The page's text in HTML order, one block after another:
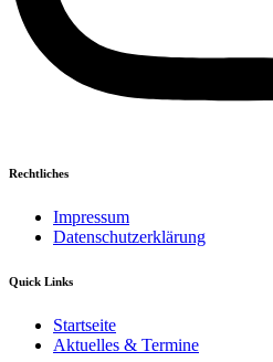
Rechtliches
Impressum
Datenschutzerklärung
Quick Links
Startseite
Aktuelles & Termine